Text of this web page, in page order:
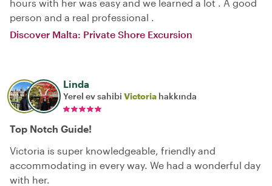
hours with her was easy and we learned a lot . A good
person and a real professional .
Discover Malta: Private Shore Excursion
Linda
Yerel ev sahibi Victoria hakkında
Top Notch Guide!
Victoria is super knowledgeable, friendly and
accommodating in every way. We had a wonderful day
with her.